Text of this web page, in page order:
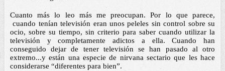
Cuanto más lo leo más me preocupan. Por lo que parece,
cuando tenían televisión eran unos peleles sin control sobre su
ocio, sobre su tiempo, sin criterio para saber cuando utilizar la
televisión y completamente adictos a ella. Cuando han
conseguido dejar de tener televisión se han pasado al otro
extremo...y están una especie de nirvana sectario que les hace
considerarse “diferentes para bien”.